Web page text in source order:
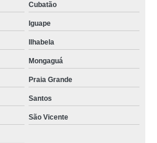
Cubatão
Iguape
Ilhabela
Mongaguá
Praia Grande
Santos
São Vicente